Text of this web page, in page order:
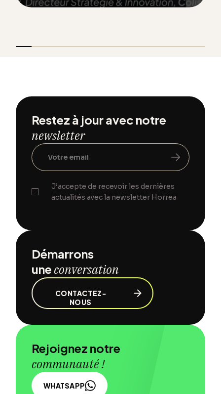
Restez à jour avec notre
newsletter
J’accepte de recevoir les dernières
actualités avec la newsletter Horrea
Démarrons
une conversation
CONTACTEZ-
NOUS
Rejoignez notre
communauté !
WHATSAPP